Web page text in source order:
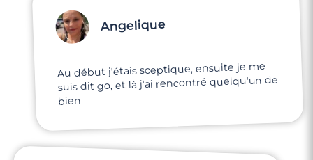
Angelique
Au début j'étais sceptique, ensuite je me
suis dit go, et là j'ai rencontré quelqu'un de
bien